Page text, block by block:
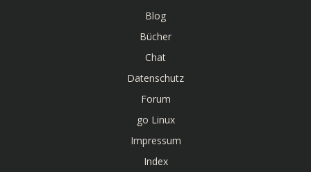
Blog
Bücher
Chat
Datenschutz
Forum
go Linux
Impressum
Index